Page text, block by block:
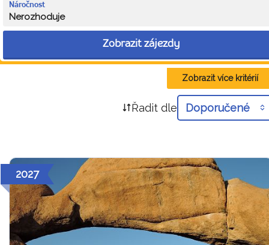
Náročnost
Nerozhoduje
Zobrazit zájezdy
Zobrazit více kritérií
Řadit dle Doporučené
2027